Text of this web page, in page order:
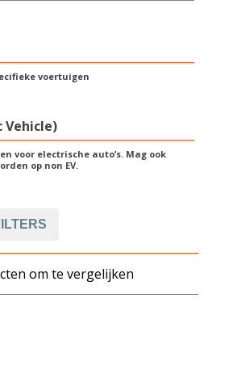
voertuigen
Vehicle)
voor electrische auto’s. Mag ook
op non EV.
om te vergelijken